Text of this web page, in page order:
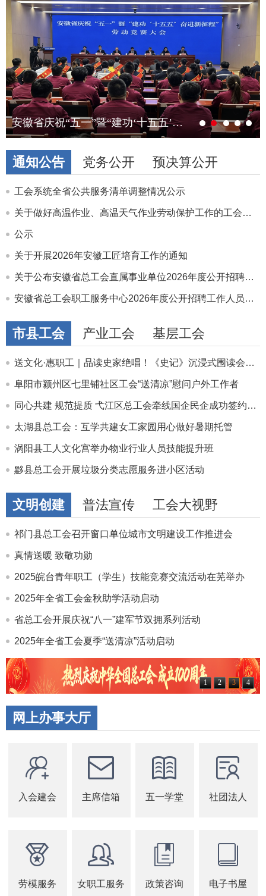
安徽省庆祝“五一”暨“建功‘十五五’奋进新征程”劳动竞赛大会召开
通知公告 党务公开 预决算公开
工会系统全省公共服务清单调整情况公示
关于做好高温作业、高温天气作业劳动保护工作的工会劳动法律监督提示函
公示
关于开展2026年安徽工匠培育工作的通知
关于公布安徽省总工会直属事业单位2026年度公开招聘工作人员最终成绩及进入体检人员名单的公告
安徽省总工会职工服务中心2026年度公开招聘工作人员专业测试及有关工作实施方案
市县工会 产业工会 基层工会
送文化·惠职工｜品读史家绝唱！《史记》沉浸式围读会书香启幕
阜阳市颍州区七里铺社区工会“送清凉”慰问户外工作者
同心共建 规范提质 弋江区总工会牵线国企民企成功签约结对
太湖县总工会：互学共建女工家园用心做好暑期托管
涡阳县工人文化宫举办物业行业人员技能提升班
黟县总工会开展垃圾分类志愿服务进小区活动
文明创建 普法宣传 工会大视野
祁门县总工会召开窗口单位城市文明建设工作推进会
真情送暖 致敬功勋
2025皖台青年职工（学生）技能竞赛交流活动在芜举办
2025年全省工会金秋助学活动启动
省总工会开展庆祝“八一”建军节双拥系列活动
2025年全省工会夏季“送清凉”活动启动
1 2 3 4
网上办事大厅
入会建会 主席信箱 五一学堂 社团法人
劳模服务 女职工服务 政策咨询 电子书屋